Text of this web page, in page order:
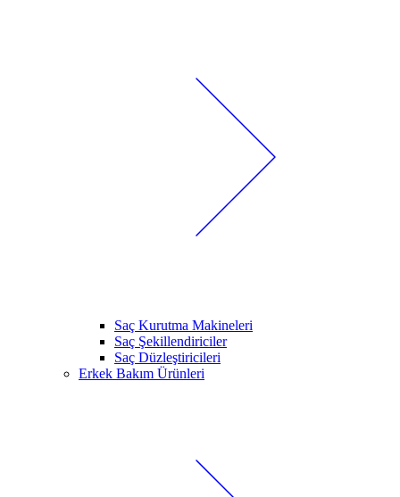
Saç Kurutma Makineleri
Saç Şekillendiriciler
Saç Düzleştiricileri
Erkek Bakım Ürünleri